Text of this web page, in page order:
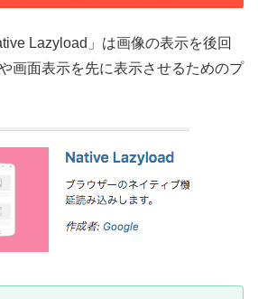
Lazyload」は画像の表示を後回
画面表示を先に表示させるためのプ